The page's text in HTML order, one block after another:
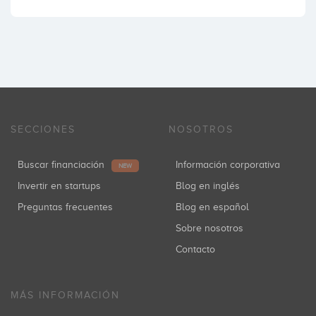
SECCIONES
Buscar financiación NEW
Invertir en startups
Preguntas frecuentes
NOSOTROS
Información corporativa
Blog en inglés
Blog en español
Sobre nosotros
Contacto
MÁS INFORMACIÓN